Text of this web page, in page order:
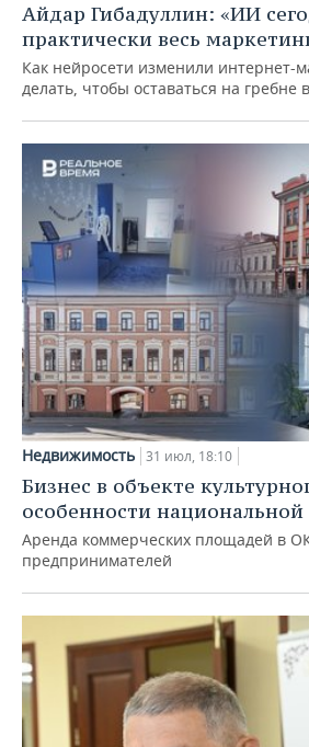
Айдар Гибадуллин: «ИИ
практически весь
Как нейросети изменили интернет-
делать, чтобы оставаться на гребне
Недвижимость 31 июл, 18:10
Бизнес в объекте
особенности
Аренда коммерческих площадей в
предпринимателей